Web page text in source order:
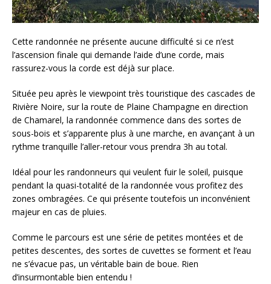
Cette randonnée ne présente aucune difficulté si ce n’est
l’ascension finale qui demande l’aide d’une corde, mais
rassurez-vous la corde est déjà sur place.
Située peu après le viewpoint très touristique des cascades de
Rivière Noire, sur la route de Plaine Champagne en direction
de Chamarel, la randonnée commence dans des sortes de
sous-bois et s’apparente plus à une marche, en avançant à un
rythme tranquille l’aller-retour vous prendra 3h au total.
Idéal pour les randonneurs qui veulent fuir le soleil, puisque
pendant la quasi-totalité de la randonnée vous profitez des
zones ombragées. Ce qui présente toutefois un inconvénient
majeur en cas de pluies.
Comme le parcours est une série de petites montées et de
petites descentes, des sortes de cuvettes se forment et l’eau
ne s’évacue pas, un véritable bain de boue. Rien
d’insurmontable bien entendu !